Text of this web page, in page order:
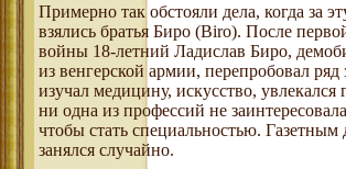
Примерно так обстояли дела, когда за
взялись братья Биро (Biro). После
войны 18-летний Ладислав Биро,
из венгерской армии, перепробовал
изучал медицину, искусство, увлекался
ни одна из профессий не
чтобы стать специальностью. Газетным
занялся случайно.